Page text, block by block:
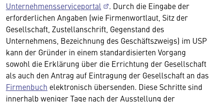
Unternehmensserviceportal
. Durch die Eingabe der
erforderlichen Angaben (wie Firmenwortlaut, Sitz der
Gesellschaft, Zustellanschrift, Gegenstand des
Unternehmens, Bezeichnung des Geschäftszweigs) im USP
kann der Gründer in einem standardisierten Vorgang
sowohl die Erklärung über die Errichtung der Gesellschaft
als auch den Antrag auf Eintragung der Gesellschaft an das
Firmenbuch elektronisch übersenden. Diese Schritte sind
innerhalb weniger Tage nach der Ausstellung der